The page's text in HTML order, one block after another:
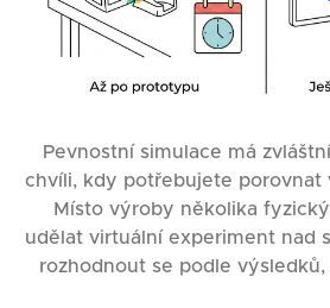
Pevnostní simulace má
chvíli, kdy potřebujete porovnat
Místo výroby několika
udělat virtuální experiment nad
rozhodnout se podle